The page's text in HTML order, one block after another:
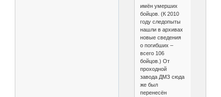
имён умерших
бойцов. (К 2010
году следопыты
нашли в архивах
новые сведения
о погибших –
всего 106
бойцов.) От
проходной
завода ДМЗ сюда
же был
перенесён